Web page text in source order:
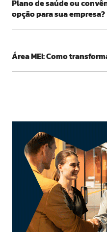
Plano de saúde ou
opção para sua empresa?
Área MEI: Como